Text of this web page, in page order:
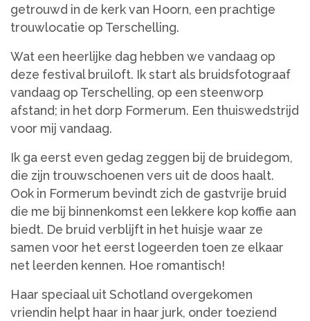
getrouwd in de kerk van Hoorn, een prachtige
trouwlocatie op Terschelling.
Wat een heerlijke dag hebben we vandaag op
deze festival bruiloft. Ik start als bruidsfotograaf
vandaag op Terschelling, op een steenworp
afstand; in het dorp Formerum. Een thuiswedstrijd
voor mij vandaag.
Ik ga eerst even gedag zeggen bij de bruidegom,
die zijn trouwschoenen vers uit de doos haalt.
Ook in Formerum bevindt zich de gastvrije bruid
die me bij binnenkomst een lekkere kop koffie aan
biedt. De bruid verblijft in het huisje waar ze
samen voor het eerst logeerden toen ze elkaar
net leerden kennen. Hoe romantisch!
Haar speciaal uit Schotland overgekomen
vriendin helpt haar in haar jurk, onder toeziend